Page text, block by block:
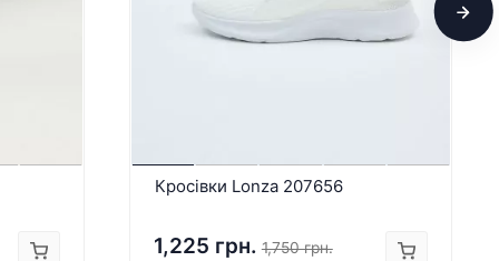
Кросівки Lonza 207656
1,225 грн. 1,750 грн.